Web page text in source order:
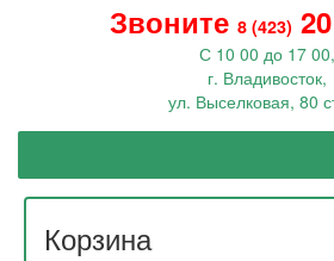
Звоните 8 (423)
С 10 00 до 17 00,
г. Владивосток,
ул. Выселковая, 80
Корзина